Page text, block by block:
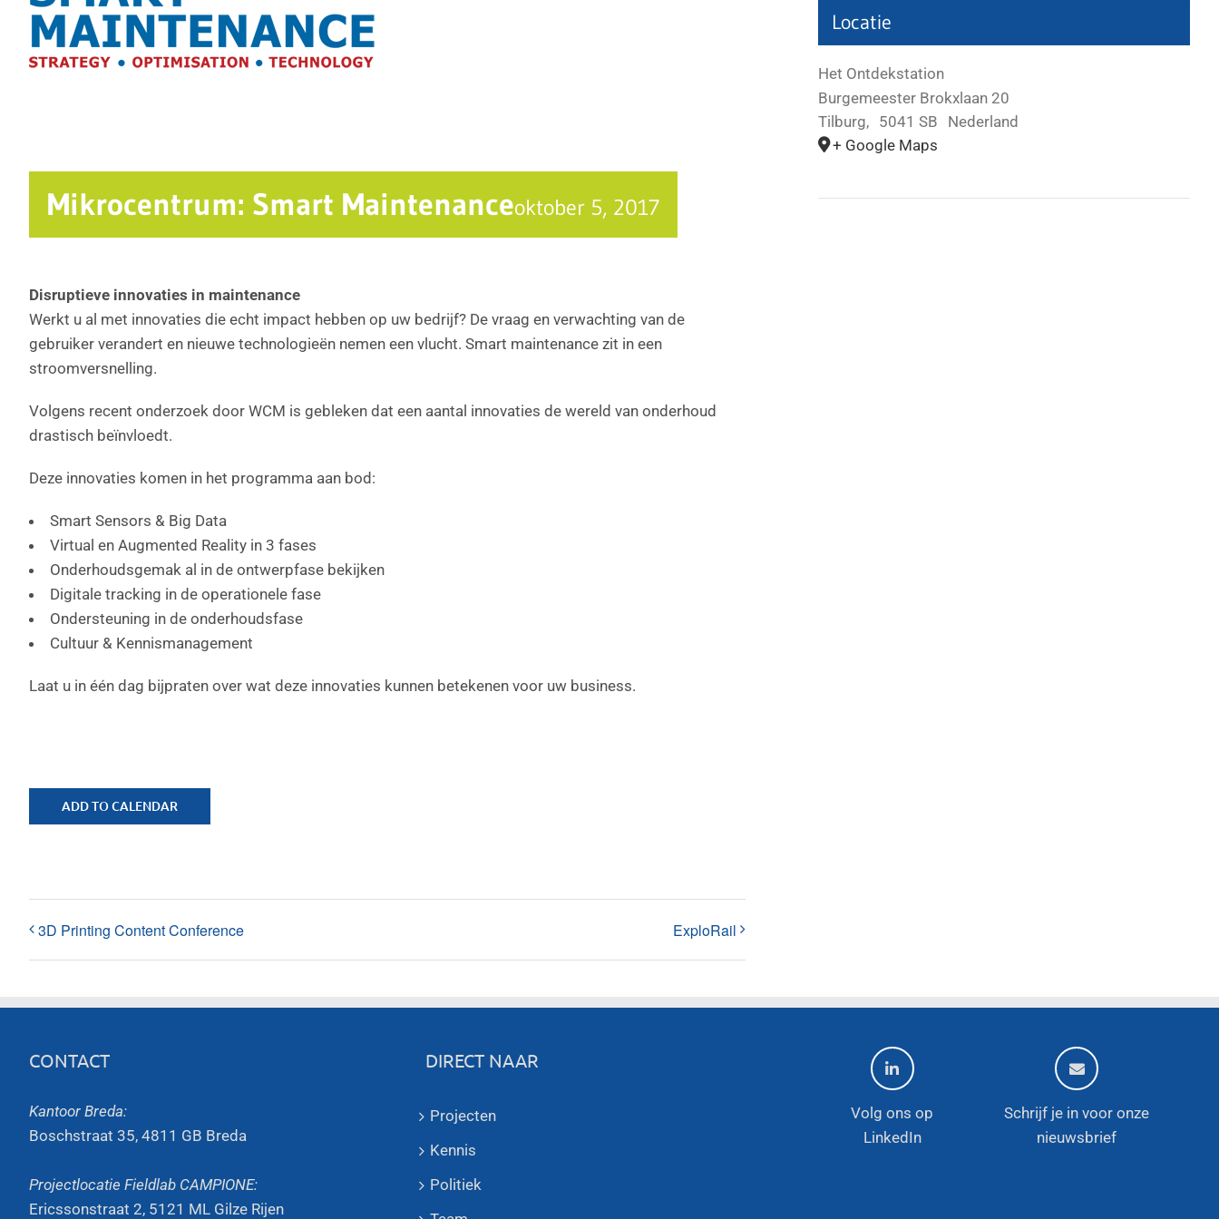
Mikrocentrum: Smart Maintenanceoktober 5, 2017
Disruptieve innovaties in maintenance
Werkt u al met innovaties die echt impact hebben op uw bedrijf? De vraag en verwachting van de
gebruiker verandert en nieuwe technologieën nemen een vlucht. Smart maintenance zit in een
stroomversnelling.
Volgens recent onderzoek door WCM is gebleken dat een aantal innovaties de wereld van onderhoud
drastisch beïnvloedt.
Deze innovaties komen in het programma aan bod:
Smart Sensors & Big Data
Virtual en Augmented Reality in 3 fases
Onderhoudsgemak al in de ontwerpfase bekijken
Digitale tracking in de operationele fase
Ondersteuning in de onderhoudsfase
Cultuur & Kennismanagement
Laat u in één dag bijpraten over wat deze innovaties kunnen betekenen voor uw business.
ADD TO CALENDAR
3D Printing Content Conference ExploRail
Locatie
Het Ontdekstation
Burgemeester Brokxlaan 20
Tilburg, 5041 SB
Nederland
+ Google Maps
CONTACT
Kantoor Breda:
Boschstraat 35, 4811 GB Breda
Projectlocatie Fieldlab CAMPIONE:
Ericssonstraat 2, 5121 ML Gilze Rijen
DIRECT NAAR
Projecten
Kennis
Politiek
Volg ons op
LinkedIn
Schrijf je in voor onze
nieuwsbrief